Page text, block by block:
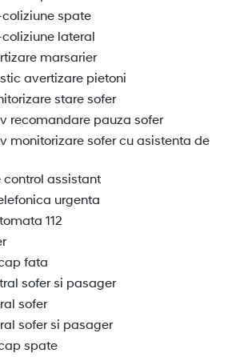
spate
lateral
marsarier
avertizare pietoni
stare sofer
recomandare pauza sofer
monitorizare sofer cu asistenta de
assistant
urgenta
112
fata
sofer si pasager
sofer
sofer si pasager
spate